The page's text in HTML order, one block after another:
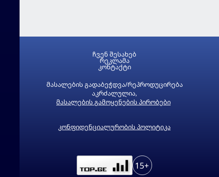
მასალების გადაბეჭდვა/რეპროდუცირება
აკრძალულია,
მასალების გამოყენების პირობები
კონფიდენციალურობის პოლიტიკა
ჩვენ შესახებ
რეკლამა
კონტაქტი